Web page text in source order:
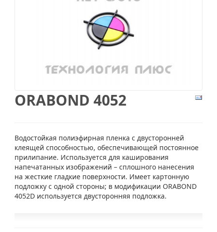
ORABOND 4052
Водостойкая полиэфирная пленка с двусторонней
клеящей способностью, обеспечивающей постоянное
прилипание. Используется для каширования
напечатанных изображений – сплошного нанесения
на жесткие гладкие поверхности. Имеет картонную
подложку с одной стороны; в модификации ORABOND
4052D используется двусторонняя подложка.